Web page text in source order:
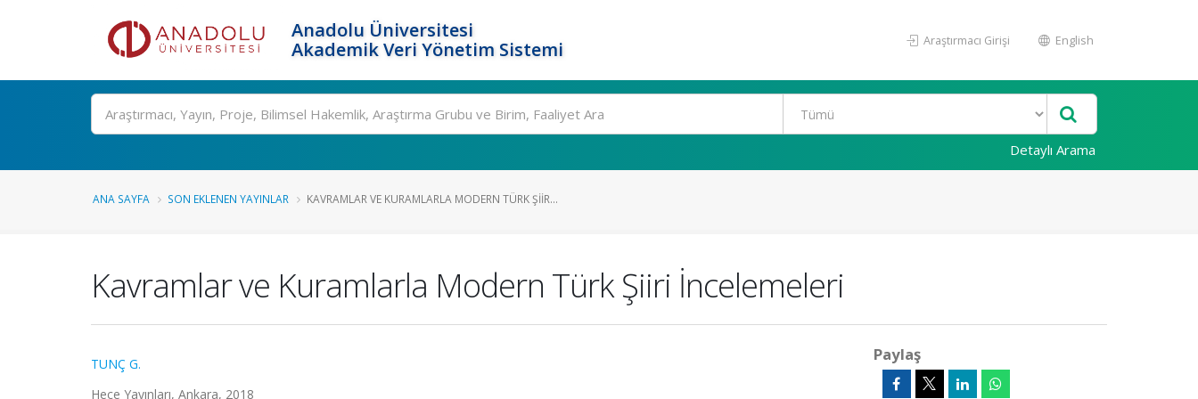
Anadolu Üniversitesi
Akademik Veri Yönetim Sistemi
Araştırmacı Girişi English
Ara
Detaylı Arama
ANA SAYFA SON EKLENEN YAYINLAR KAVRAMLAR VE KURAMLARLA MODERN TÜRK ŞIIR...
Kavramlar ve Kuramlarla Modern Türk Şiiri İncelemeleri
TUNÇ G.
Hece Yayınları, Ankara, 2018
Paylaş